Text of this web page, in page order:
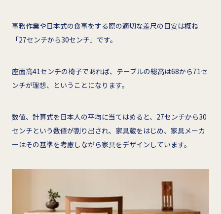
事務作業や日本式の食事をする際の適切な差尺の目安は概ね
「27センチから30センチ」です。
座面高41センチの椅子であれば、テーブルの総高は68から71セ
ンチが理想、ということになります。
数値、計算式を日本人の平均に当てはめると、27センチから30
センチという数値が割り出され、家具蔵をはじめ、家具メーカ
ーはその基準を考慮しながら家具をデザインしています。